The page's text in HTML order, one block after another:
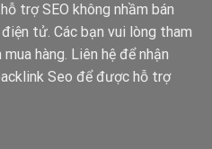
trợ SEO không nhầm bán
tử. Các bạn vui lòng tham
hàng. Liên hệ để nhận
Seo để được hỗ trợ